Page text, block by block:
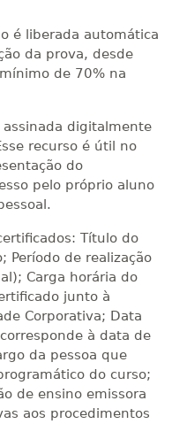
é liberada automática
da prova, desde
de 70% na
digitalmente
recurso é útil no
do
pelo próprio aluno
Título do
Período de realização
Carga horária do
junto à
Corporativa; Data
à data de
da pessoa que
do curso;
de ensino emissora
aos procedimentos